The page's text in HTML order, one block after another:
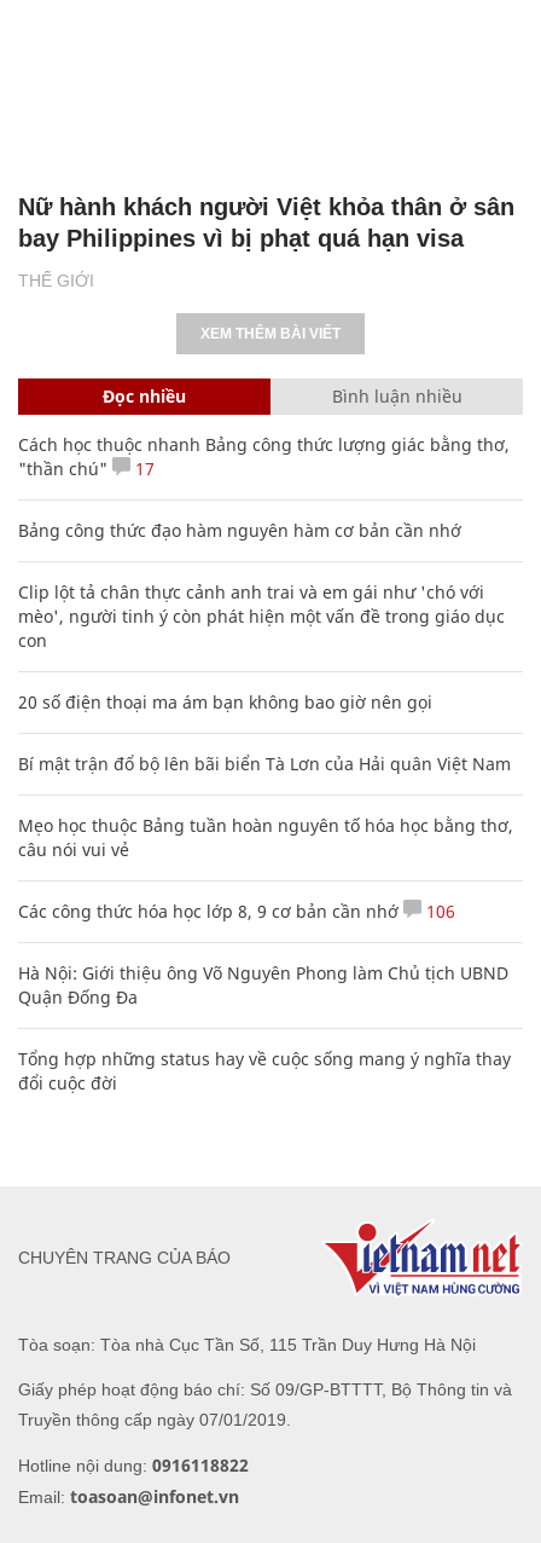
THẾ GIỚI
Nữ hành khách người Việt khỏa thân ở sân
bay Philippines vì bị phạt quá hạn visa
XEM THÊM BÀI VIẾT
Đọc nhiều Bình luận nhiều
Cách học thuộc nhanh Bảng công thức lượng giác bằng thơ,
"thần chú"
17
Bảng công thức đạo hàm nguyên hàm cơ bản cần nhớ
Clip lột tả chân thực cảnh anh trai và em gái như 'chó với
mèo', người tinh ý còn phát hiện một vấn đề trong giáo dục
con
20 số điện thoại ma ám bạn không bao giờ nên gọi
Bí mật trận đổ bộ lên bãi biển Tà Lơn của Hải quân Việt Nam
Mẹo học thuộc Bảng tuần hoàn nguyên tố hóa học bằng thơ,
câu nói vui vẻ
Các công thức hóa học lớp 8, 9 cơ bản cần nhớ 106
Hà Nội: Giới thiệu ông Võ Nguyên Phong làm Chủ tịch UBND
Quận Đống Đa
Tổng hợp những status hay về cuộc sống mang ý nghĩa thay
đổi cuộc đời
Tòa soạn: Tòa nhà Cục Tần Số, 115 Trần Duy Hưng Hà Nội
Giấy phép hoạt động báo chí: Số 09/GP-BTTTT, Bộ Thông tin và
Truyền thông cấp ngày 07/01/2019.
Hotline nội dung: 0916118822
Email: toasoan@infonet.vn
CHUYÊN TRANG CỦA BÁO